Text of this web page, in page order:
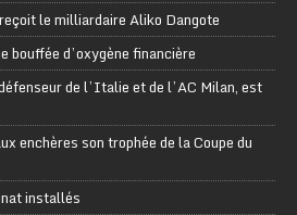
le milliardaire Aliko Dangote
bouffée d’oxygène financière
de l’Italie et de l’AC Milan, est
enchères son trophée de la Coupe du
installés